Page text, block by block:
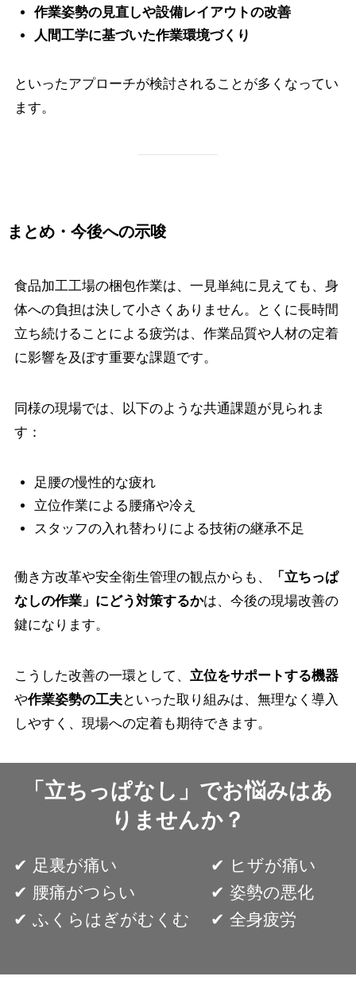
作業姿勢の見直しや設備レイアウトの改善
人間工学に基づいた作業環境づくり
といったアプローチが検討されることが多くなってい
ます。
まとめ・今後への示唆
食品加工工場の梱包作業は、一見単純に見えても、身
体への負担は決して小さくありません。とくに長時間
立ち続けることによる疲労は、作業品質や人材の定着
に影響を及ぼす重要な課題です。
同様の現場では、以下のような共通課題が見られま
す：
足腰の慢性的な疲れ
立位作業による腰痛や冷え
スタッフの入れ替わりによる技術の継承不足
働き方改革や安全衛生管理の観点からも、
「立ちっぱ
なしの作業」にどう対策するかは、今後の現場改善の
鍵になります。
こうした改善の一環として、 立位をサポートする機器
や作業姿勢の工夫といった取り組みは、無理なく導入
しやすく、現場への定着も期待できます。
「立ちっぱなし」でお悩みはあ
りませんか？
✔︎ 足裏が痛い
✔︎ 腰痛がつらい
✔︎ ふくらはぎがむくむ
✔︎ ヒザが痛い
✔︎ 姿勢の悪化
✔︎ 全身疲労